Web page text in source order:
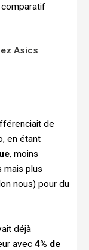
comparatif
Asics
de
en étant
, moins
mais plus
nous) pour du
déjà
avec 4% de